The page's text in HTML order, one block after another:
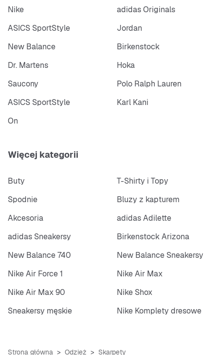
Nike
adidas Originals
ASICS SportStyle
Jordan
New Balance
Birkenstock
Dr. Martens
Hoka
Saucony
Polo Ralph Lauren
ASICS SportStyle
Karl Kani
On
Więcej kategorii
Buty
T-Shirty i Topy
Spodnie
Bluzy z kapturem
Akcesoria
adidas Adilette
adidas Sneakersy
Birkenstock Arizona
New Balance 740
New Balance Sneakersy
Nike Air Force 1
Nike Air Max
Nike Air Max 90
Nike Shox
Sneakersy męskie
Nike Komplety dresowe
Strona główna Odzież Skarpety